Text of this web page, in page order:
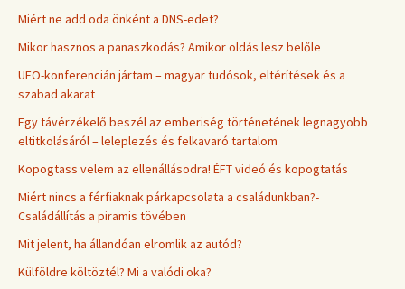
Miért ne add oda önként a DNS-edet?
Mikor hasznos a panaszkodás? Amikor oldás lesz belőle
UFO-konferencián jártam – magyar tudósok, eltérítések és a
szabad akarat
Egy távérzékelő beszél az emberiség történetének legnagyobb
eltitkolásáról – leleplezés és felkavaró tartalom
Kopogtass velem az ellenállásodra! ÉFT videó és kopogtatás
Miért nincs a férfiaknak párkapcsolata a családunkban?-
Családállítás a piramis tövében
Mit jelent, ha állandóan elromlik az autód?
Külföldre költöztél? Mi a valódi oka?